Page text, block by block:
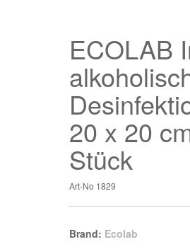
ECOLAB
20 x 20
Stück
Art-No 1829
Brand: Ecolab